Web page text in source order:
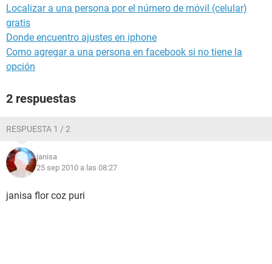
Localizar a una persona por el número de móvil (celular)
gratis
Donde encuentro ajustes en iphone
Como agregar a una persona en facebook si no tiene la
opción
2 respuestas
RESPUESTA 1 / 2
janisa
25 sep 2010 a las 08:27
janisa flor coz puri